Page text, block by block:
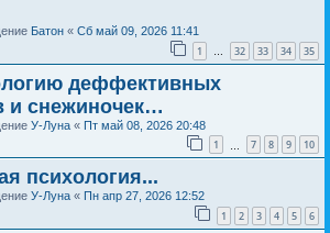
Батон « Сб май 09, 2026 11:41
1 … 32 33 34 35
деффективных
и снежиночек…
У-Луна « Пт май 08, 2026 20:48
1 7 8 9 10
психология...
У-Луна « Пн апр 27, 2026 12:52
1 2 3 4 5 6